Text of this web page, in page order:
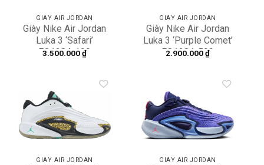
GIÀY AIR JORDAN
Giày Nike Air Jordan
Luka 3 ‘Safari’
FQ1284-100
3.500.000₫
GIÀY AIR JORDAN
Giày Nike Air Jordan
Luka 3 ‘Purple Comet’
FQ1284-500
2.900.000₫
wishlist
GIÀY AIR JORDAN
Add to
wishlist
GIÀY AIR JORDAN